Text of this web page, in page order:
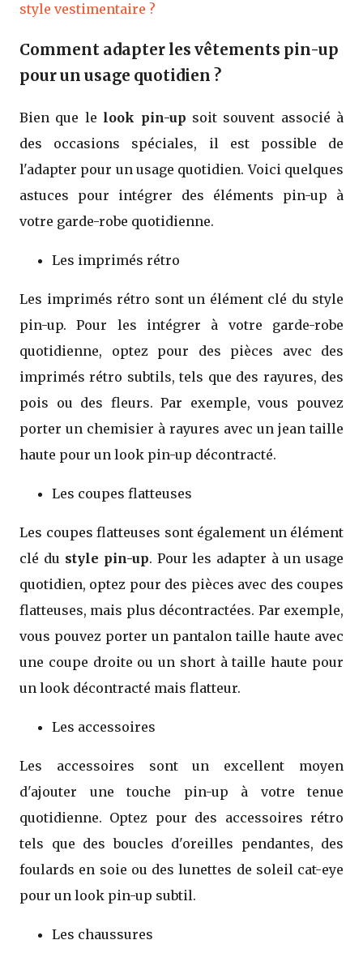
style vestimentaire ?
Comment adapter les vêtements pin-up
pour un usage quotidien ?
Bien que le look pin-up soit souvent associé à
des occasions spéciales, il est possible de
l'adapter pour un usage quotidien. Voici quelques
astuces pour intégrer des éléments pin-up à
votre garde-robe quotidienne.
Les imprimés rétro
Les imprimés rétro sont un élément clé du style
pin-up. Pour les intégrer à votre garde-robe
quotidienne, optez pour des pièces avec des
imprimés rétro subtils, tels que des rayures, des
pois ou des fleurs. Par exemple, vous pouvez
porter un chemisier à rayures avec un jean taille
haute pour un look pin-up décontracté.
Les coupes flatteuses
Les coupes flatteuses sont également un élément
clé du style pin-up. Pour les adapter à un usage
quotidien, optez pour des pièces avec des coupes
flatteuses, mais plus décontractées. Par exemple,
vous pouvez porter un pantalon taille haute avec
une coupe droite ou un short à taille haute pour
un look décontracté mais flatteur.
Les accessoires
Les accessoires sont un excellent moyen
d'ajouter une touche pin-up à votre tenue
quotidienne. Optez pour des accessoires rétro
tels que des boucles d'oreilles pendantes, des
foulards en soie ou des lunettes de soleil cat-eye
pour un look pin-up subtil.
Les chaussures